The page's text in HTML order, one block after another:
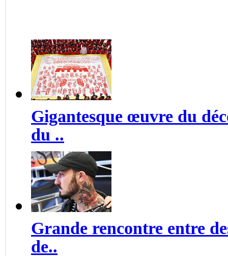
Gigantesque œuvre du
du ..
Grande rencontre entre
de..